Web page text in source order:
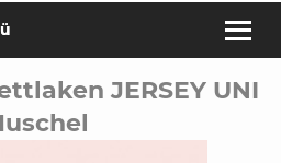
JERSEY UNI